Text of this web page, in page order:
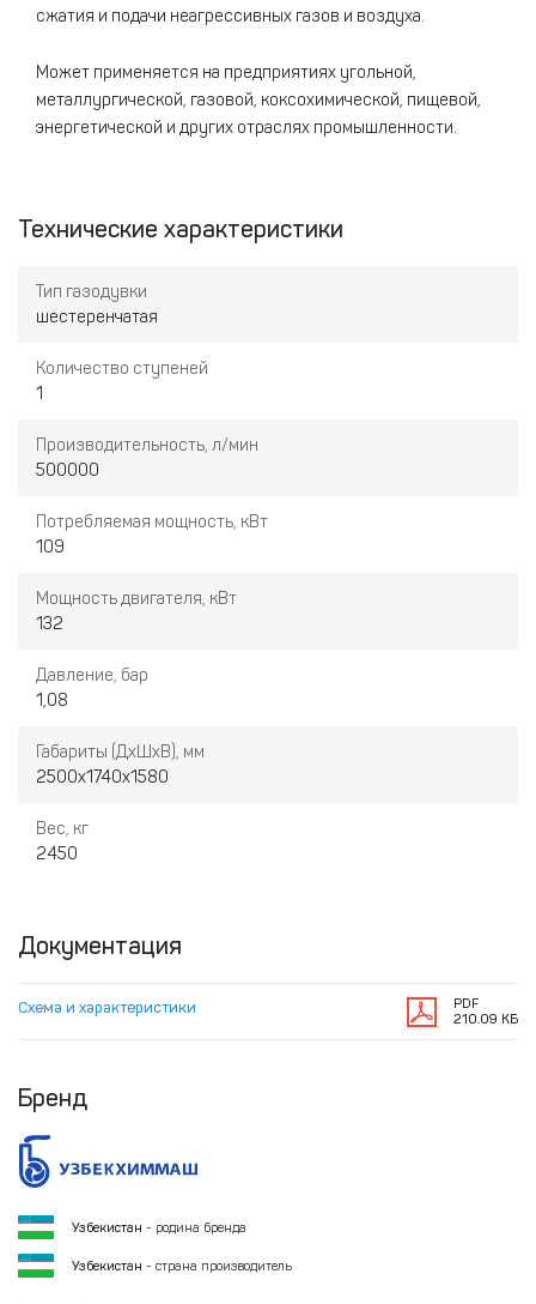
сжатия и подачи неагрессивных газов и воздуха.
Может применяется на предприятиях угольной,
металлургической, газовой, коксохимической, пищевой,
энергетической и других отраслях промышленности.
Технические характеристики
Тип газодувки
шестеренчатая
Количество ступеней
1
Производительность, л/мин
500000
Потребляемая мощность, кВт
109
Мощность двигателя, кВт
132
Давление, бар
1,08
Габариты (ДхШхВ), мм
2500х1740х1580
Вес, кг
2450
Документация
Схема и характеристики
PDF
210.09 КБ
Бренд
Узбекистан - родина бренда
Узбекистан - страна производитель